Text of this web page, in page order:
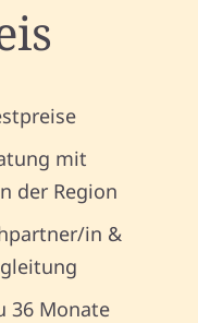
mit
der Region
in &
36 Monate